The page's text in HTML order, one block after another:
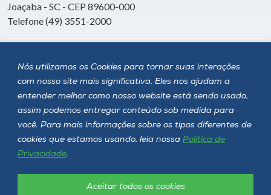
Nós utilizamos os Cookies para tornar suas interações
com nosso site mais significativa. Eles nos ajudam a
entender melhor como nosso website está sendo usado,
assim podemos entregar conteúdo sob medida para
você. Para mais informações sobre os tipos diferentes de
cookies que estamos usando, leia nossa Política de
Privacidade.
Aceitar todos os cookies
Joaçaba - SC - CEP 89600-000
Telefone (49) 3551-2000
Siga a Unoesc